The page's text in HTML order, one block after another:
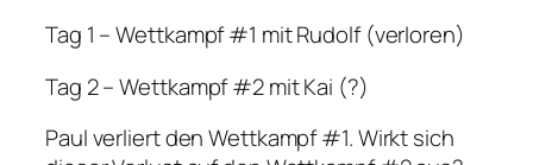
Tag 1 – Wettkampf #1 mit Rudolf (verloren)
Tag 2 – Wettkampf #2 mit Kai (?)
Paul verliert den Wettkampf #1. Wirkt sich